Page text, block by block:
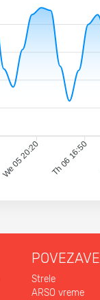
We 05 20:20 Th 06 16:50
POVEZAVE
Strele
ARSO vreme